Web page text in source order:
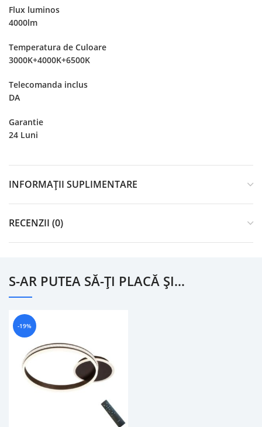
Flux luminos
4000lm
Temperatura de Culoare
3000K+4000K+6500K
Telecomanda inclus
DA
Garantie
24 Luni
INFORMAȚII SUPLIMENTARE
RECENZII (0)
S-AR PUTEA SĂ-ȚI PLACĂ ȘI…
-19%